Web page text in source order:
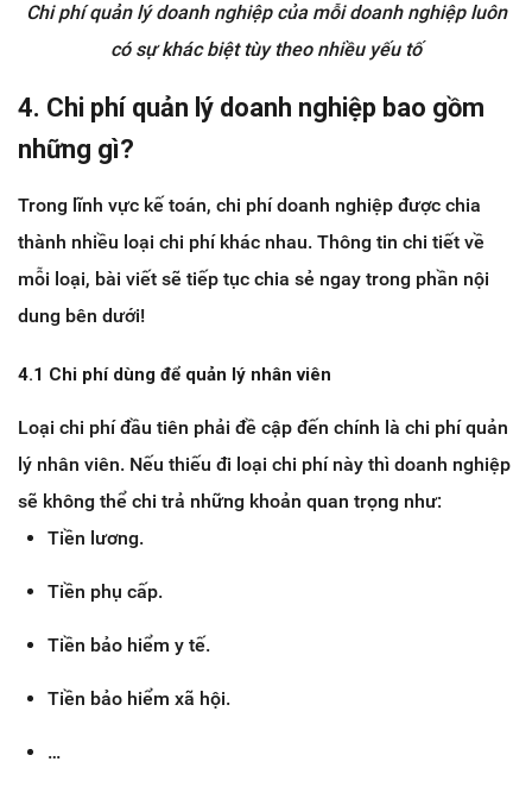
Chi phí quản lý doanh nghiệp của mỗi doanh nghiệp luôn
có sự khác biệt tùy theo nhiều yếu tố
4. Chi phí quản lý doanh nghiệp bao gồm
những gì?
Trong lĩnh vực kế toán, chi phí doanh nghiệp được chia
thành nhiều loại chi phí khác nhau. Thông tin chi tiết về
mỗi loại, bài viết sẽ tiếp tục chia sẻ ngay trong phần nội
dung bên dưới!
4.1 Chi phí dùng để quản lý nhân viên
Loại chi phí đầu tiên phải đề cập đến chính là chi phí quản
lý nhân viên. Nếu thiếu đi loại chi phí này thì doanh nghiệp
sẽ không thể chi trả những khoản quan trọng như:
Tiền lương.
Tiền phụ cấp.
Tiền bảo hiểm y tế.
Tiền bảo hiểm xã hội.
…